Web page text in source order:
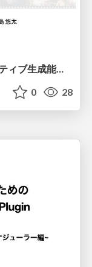
EditNet: 編集者の意図に基づくナラティブ生成能力評価のための動画編集データセット / EditNet: A Dataset for Evaluating Message-Driven Narrative Video Editing
0 28